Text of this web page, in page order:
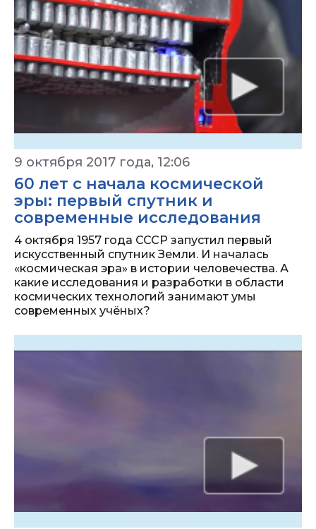
9 октября 2017 года, 12:06
60 лет с начала космической
эры: первый спутник и
современные исследования
4 октября 1957 года СССР запустил первый
искусственный спутник Земли. И началась
«космическая эра» в истории человечества. А
какие исследования и разработки в области
космических технологий занимают умы
современных учёных?